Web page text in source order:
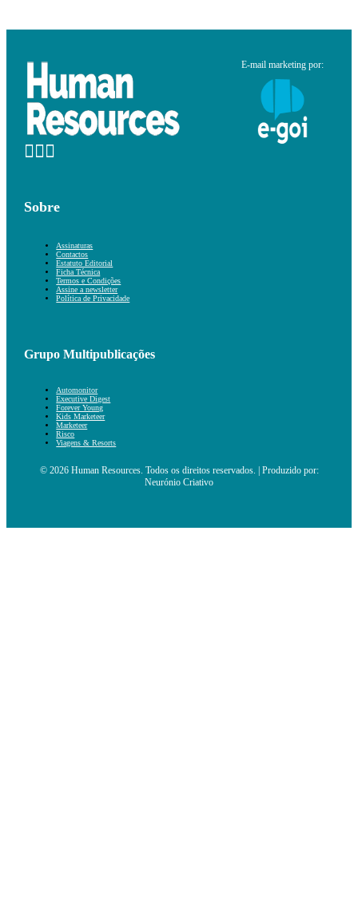
E-mail marketing por:
Sobre
Assinaturas
Contactos
Estatuto Editorial
Ficha Técnica
Termos e Condições
Assine a newsletter
Política de Privacidade
Grupo Multipublicações
Automonitor
Executive Digest
Forever Young
Kids Marketeer
Marketeer
Risco
Viagens & Resorts
© 2026 Human Resources. Todos os direitos reservados. | Produzido por:
Neurónio Criativo